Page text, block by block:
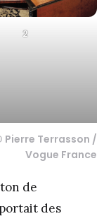
2
Pierre Terrasson /
Vogue France
de
des